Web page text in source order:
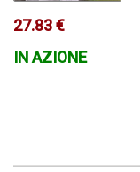
27.83 €
IN AZIONE